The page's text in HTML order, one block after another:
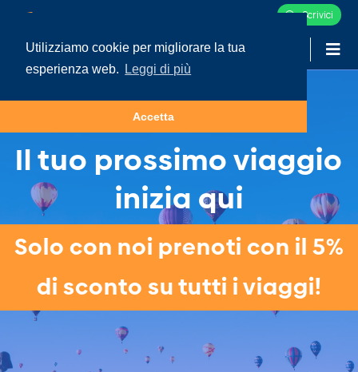
Utilizziamo cookie per migliorare la tua
esperienza web.
Leggi di più
Accetta
Scrivici
Il tuo prossimo viaggio
inizia qui
Solo con noi prenoti con il 5%
di sconto su tutti i viaggi!